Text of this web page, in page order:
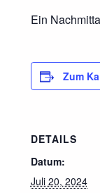
Ein
Zum
DETAILS
Datum:
Juli 20, 2024